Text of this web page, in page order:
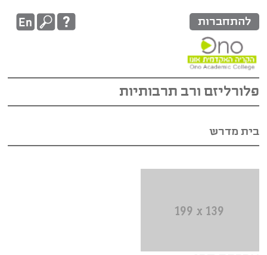
להתחברות
פלורליזם ורב תרבותיות
בית מדרש